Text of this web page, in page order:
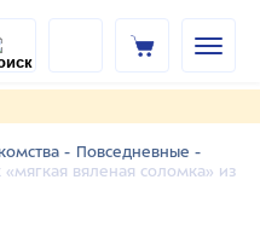
- Повседневные -
вяленая соломка» из